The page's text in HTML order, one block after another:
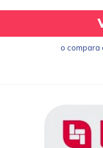
o compara